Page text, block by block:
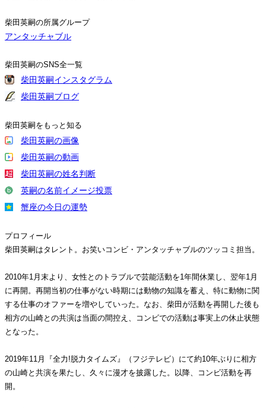
柴田英嗣の所属グループ
アンタッチャブル
柴田英嗣のSNS全一覧
柴田英嗣インスタグラム
柴田英嗣ブログ
柴田英嗣をもっと知る
柴田英嗣の画像
柴田英嗣の動画
柴田英嗣の姓名判断
英嗣の名前イメージ投票
蟹座の今日の運勢
プロフィール
柴田英嗣はタレント。お笑いコンビ・アンタッチャブルのツッコミ担当。
2010年1月末より、女性とのトラブルで芸能活動を1年間休業し、翌年1月
に再開。再開当初の仕事がない時期には動物の知識を蓄え、特に動物に関
する仕事のオファーを増やしていった。なお、柴田が活動を再開した後も
相方の山崎との共演は当面の間控え、コンビでの活動は事実上の休止状態
となった。
2019年11月『全力!脱力タイムズ』（フジテレビ）にて約10年ぶりに相方
の山崎と共演を果たし、久々に漫才を披露した。以降、コンビ活動を再
開。